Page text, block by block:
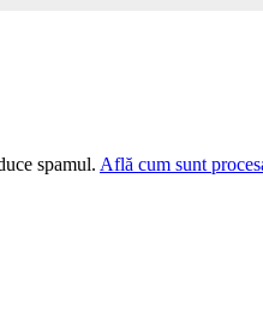
spamul. Află cum sunt